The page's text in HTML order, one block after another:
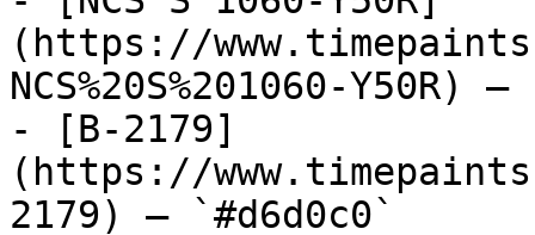
(https://
NCS%20S%201060-Y50R)
- [B-2179]
(https://
2179) — `#d6d0c0`